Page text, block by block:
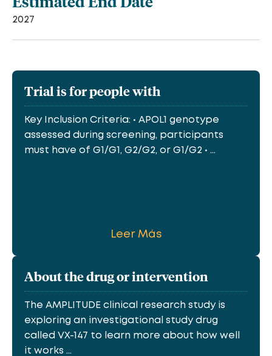
2027
Trial is for people with
Key Inclusion Criteria: • APOL1 genotype
assessed during screening, participants
must have of G1/G1, G2/G2, or G1/G2 • ...
Leer Más
About the drug or intervention
The AMPLITUDE clinical research study is
exploring an investigational study drug
called VX-147 to learn more about how well
it works ...